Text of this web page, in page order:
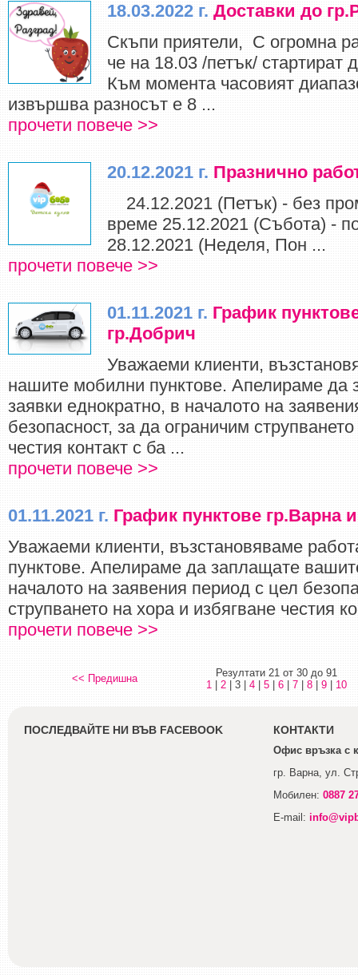
18.03.2022 г. Доставки до
Скъпи приятели, С огромна
че на 18.03 /петък/ стартират
Към момента часовият
извършва разносът е 8 ...
прочети повече >>
20.12.2021 г. Празнично
24.12.2021 (Петък) - без
време 25.12.2021 (Събота) -
28.12.2021 (Неделя, Пон ...
прочети повече >>
01.11.2021 г. График
гр.Добрич
Уважаеми клиенти,
нашите мобилни пунктове. Апелираме да
заявки еднократно, в началото на
безопасност, за да ограничим
честия контакт с ба ...
прочети повече >>
01.11.2021 г. График пунктове гр.Варна
Уважаеми клиенти, възстановяваме
пунктове. Апелираме да заплащате
началото на заявения период с цел
струпването на хора и избягване честия
прочети повече >>
<< Предишна
Резултати 21 от 30 до 91
1| 2| 3 | 4| 5| 6| 7| 8| 9| 10
ПОСЛЕДВАЙТЕ НИ ВЪВ FACEBOOK КОНТАКТИ
Офис връзка с
гр. Варна, ул.
Мобилен: 0887
E-mail: